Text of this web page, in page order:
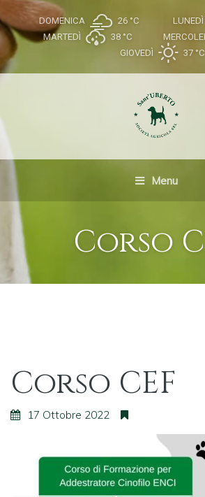
DOMENICA 26 °C LUNEDÌ
MARTEDÌ
38 °C
GIOVEDÌ
37 °C
Menu
Corso
Corso CEF
17 Ottobre 2022